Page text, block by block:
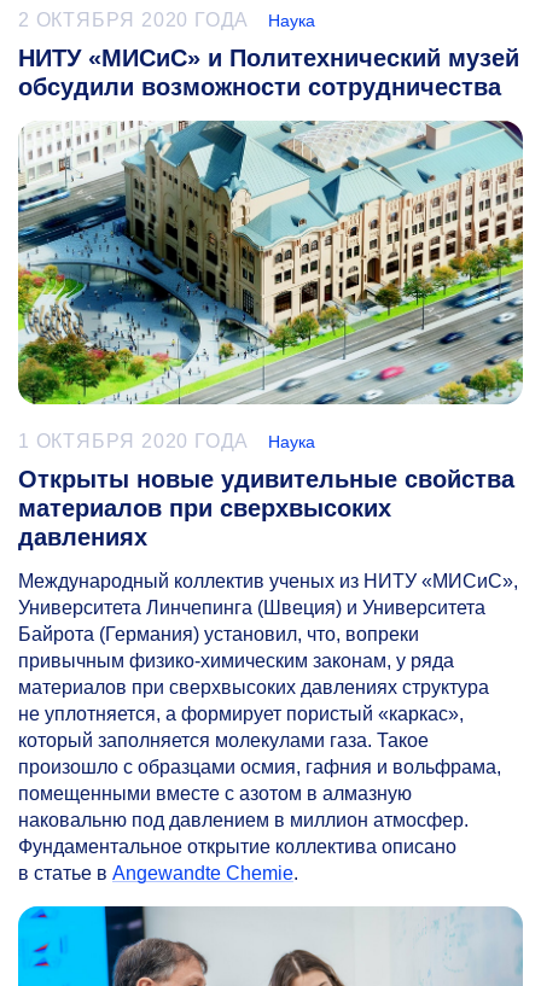
2 ОКТЯБРЯ 2020 ГОДА Наука
НИТУ «МИСиС» и Политехнический музей
обсудили возможности сотрудничества
1 ОКТЯБРЯ 2020 ГОДА Наука
Открыты новые удивительные свойства
материалов при сверхвысоких
давлениях
Международный коллектив ученых из НИТУ «МИСиС»,
Университета Линчепинга (Швеция) и Университета
Байрота (Германия) установил, что, вопреки
привычным физико-химическим законам, у ряда
материалов при сверхвысоких давлениях структура
не уплотняется, а формирует пористый «каркас»,
который заполняется молекулами газа. Такое
произошло с образцами осмия, гафния и вольфрама,
помещенными вместе с азотом в алмазную
наковальню под давлением в миллион атмосфер.
Фундаментальное открытие коллектива описано
в статье в Angewandte Chemie.